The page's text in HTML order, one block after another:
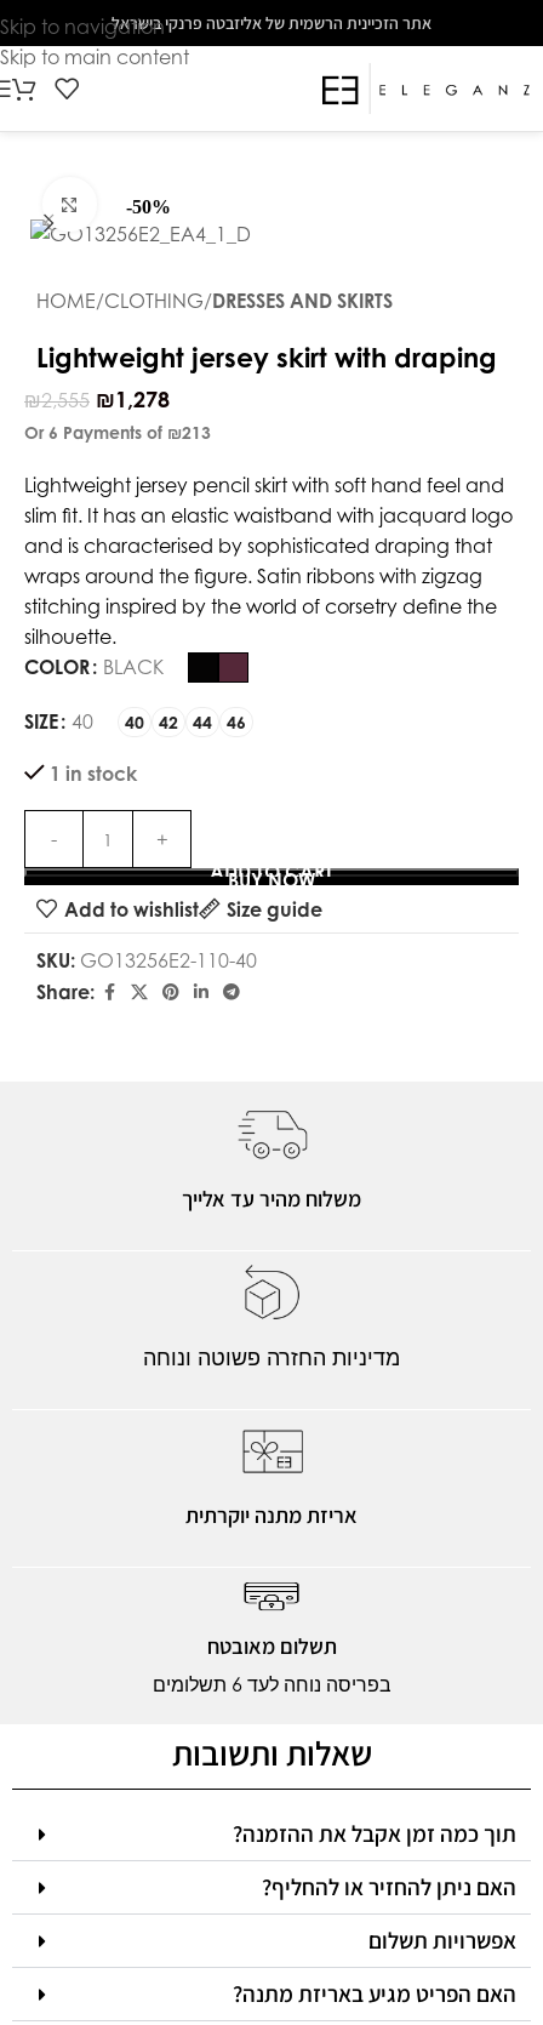
The
beginning
of
web
main
Content
Skip to navigation
Skip to main content
אתר הזכיינית הרשמית של אליזבטה פרנקי בישראל
-50%
Click to enlarge
HOME CLOTHING DRESSES AND SKIRTS
Lightweight jersey skirt with draping
₪2,555 ₪1,278
Or 6 Payments of ₪213
Lightweight jersey pencil skirt with soft hand feel and
slim fit. It has an elastic waistband with jacquard logo
and is characterised by sophisticated draping that
wraps around the figure. Satin ribbons with zigzag
stitching inspired by the world of corsetry define the
silhouette.
COLOR BLACK
SIZE 40 40 42 44 46
1 in stock
ADD TO CART
BUY NOW
Add to wishlist
Size guide
SKU: GO13256E2-110-40
Share:
משלוח מהיר עד אלייך
מדיניות החזרה פשוטה ונוחה
אריזת מתנה יוקרתית
תשלום מאובטח
בפריסה נוחה לעד 6 תשלומים
שאלות ותשובות
תוך כמה זמן אקבל את ההזמנה?
האם ניתן להחזיר או להחליף?
אפשרויות תשלום
האם הפריט מגיע באריזת מתנה?